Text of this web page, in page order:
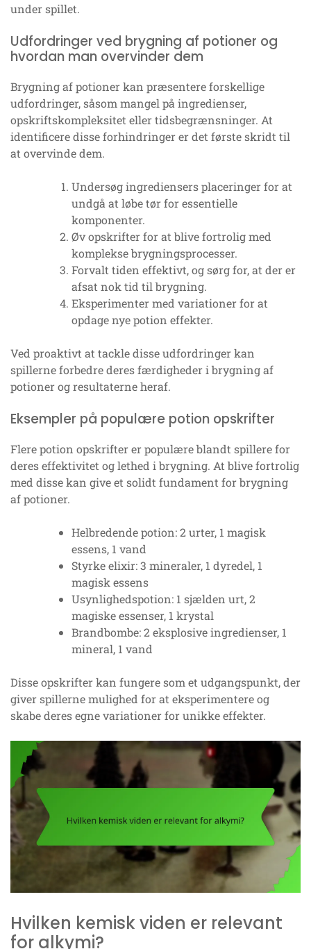
under spillet.
Udfordringer ved brygning af potioner og
hvordan man overvinder dem
Brygning af potioner kan præsentere forskellige
udfordringer, såsom mangel på ingredienser,
opskriftskompleksitet eller tidsbegrænsninger. At
identificere disse forhindringer er det første skridt til
at overvinde dem.
Undersøg ingrediensers placeringer for at
undgå at løbe tør for essentielle
komponenter.
Øv opskrifter for at blive fortrolig med
komplekse brygningsprocesser.
Forvalt tiden effektivt, og sørg for, at der er
afsat nok tid til brygning.
Eksperimenter med variationer for at
opdage nye potion effekter.
Ved proaktivt at tackle disse udfordringer kan
spillerne forbedre deres færdigheder i brygning af
potioner og resultaterne heraf.
Eksempler på populære potion opskrifter
Flere potion opskrifter er populære blandt spillere for
deres effektivitet og lethed i brygning. At blive fortrolig
med disse kan give et solidt fundament for brygning
af potioner.
Helbredende potion: 2 urter, 1 magisk
essens, 1 vand
Styrke elixir: 3 mineraler, 1 dyredel, 1
magisk essens
Usynlighedspotion: 1 sjælden urt, 2
magiske essenser, 1 krystal
Brandbombe: 2 eksplosive ingredienser, 1
mineral, 1 vand
Disse opskrifter kan fungere som et udgangspunkt, der
giver spillerne mulighed for at eksperimentere og
skabe deres egne variationer for unikke effekter.
Hvilken kemisk viden er relevant
for alkymi?